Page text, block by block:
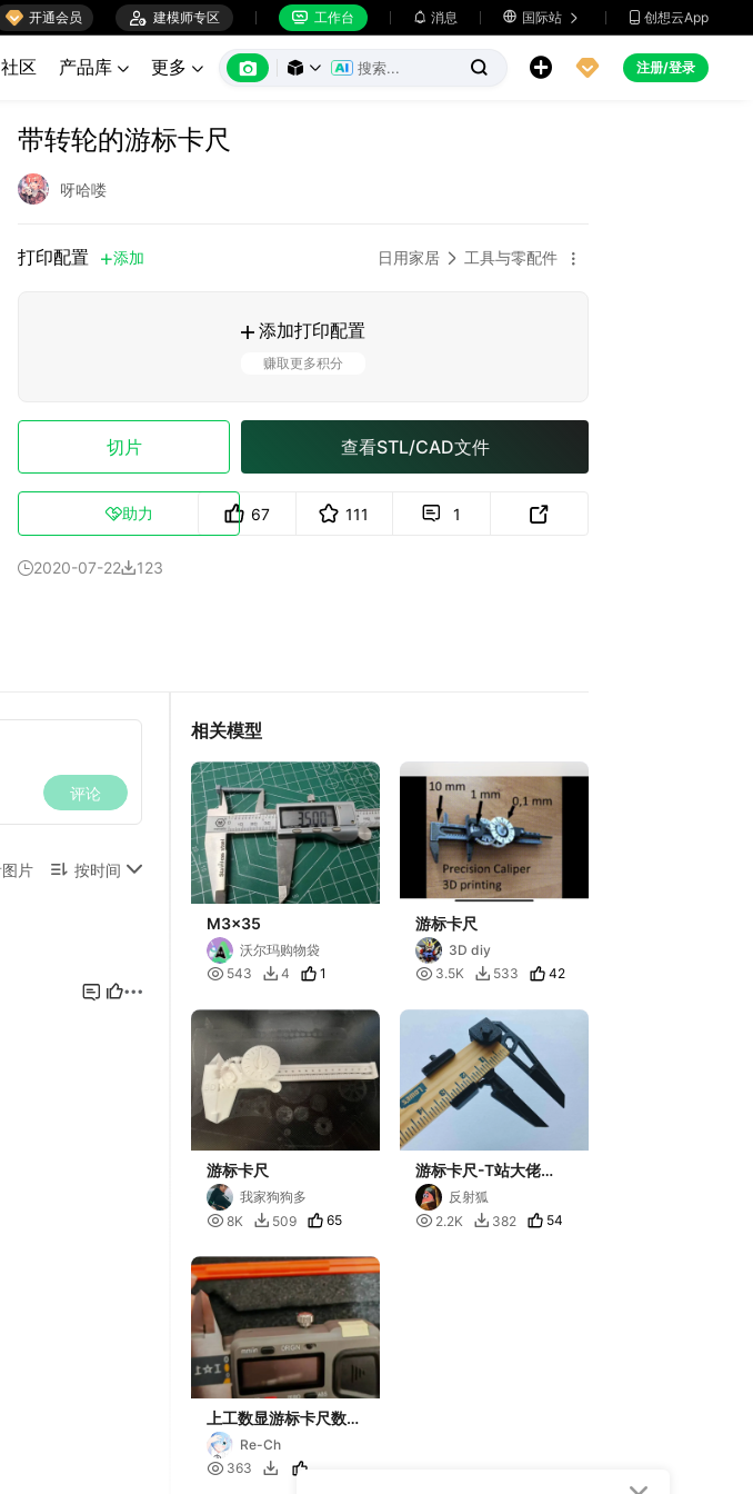
 开通会员  建模师专区  工作台  消息  国际站   创想云App
社区 产品库  更多        注册/登录
带转轮的游标卡尺
呀哈喽
打印配置 添加 日用家居  工具与零配件 
 添加打印配置
赚取更多积分
切片 查看STL/CAD文件
助力 67 111  1 
2020-07-22123
相关模型
M3x35
沃尔玛购物袋
 543  4 1
游标卡尺
3D diy
 3.5K  533 42
游标卡尺
我家狗狗多
 8K  509 65
游标卡尺-T站大佬
（Lucas Rogers）
反射狐
 2.2K  382 54
上工数显游标卡尺数据
接口盖子
Re-Ch
 363 